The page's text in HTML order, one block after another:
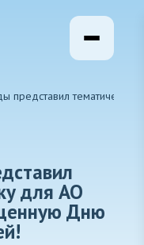
представил
для АО
Дню